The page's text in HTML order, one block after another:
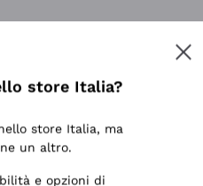
store Italia?
store Italia, ma
un altro.
e opzioni di